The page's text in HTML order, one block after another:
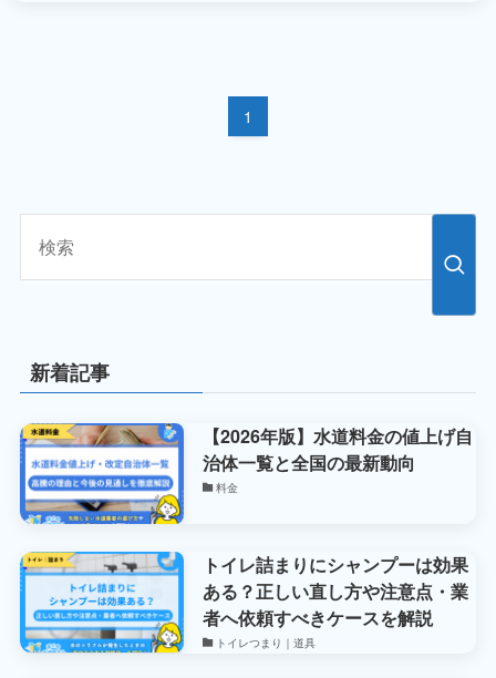
1
新着記事
【2026年版】水道料金の値上げ自
治体一覧と全国の最新動向
料金
トイレ詰まりにシャンプーは効果
ある？正しい直し方や注意点・業
者へ依頼すべきケースを解説
トイレつまり｜道具